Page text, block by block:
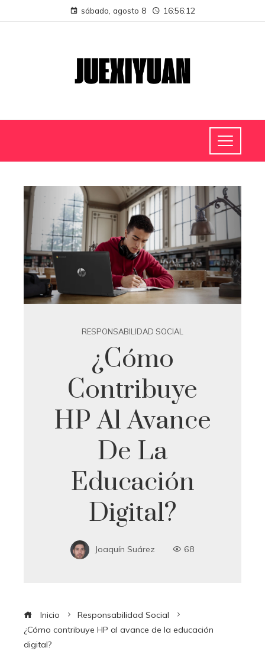
sábado, agosto 8 16:56:13
RESPONSABILIDAD SOCIAL
¿Cómo
Contribuye
HP Al Avance
De La
Educación
Digital?
Joaquín Suárez 68
Inicio
Responsabilidad Social
¿Cómo contribuye HP al avance de la educación
digital?